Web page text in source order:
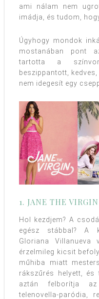
ami nálam nem
imádja, és tudom,
Úgyhogy mondok
mostanában pont
tartotta a
beszippantott,
nem idegesít egy
1. JANE THE VIRGIN
Hol kezdjem? A
egész stábbal? A
Gloriana Villanueva
érzelmileg kicsit
műhiba miatt
rákszűrés helyett, és
aztán felborítja az
telenovella-paródia,